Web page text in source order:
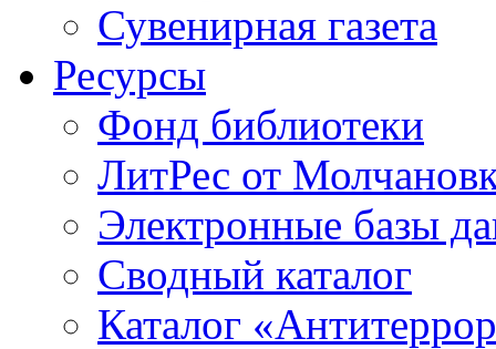
Сувенирная газета
Ресурсы
Фонд библиотеки
ЛитРес от
Электронные базы
Сводный каталог
Каталог